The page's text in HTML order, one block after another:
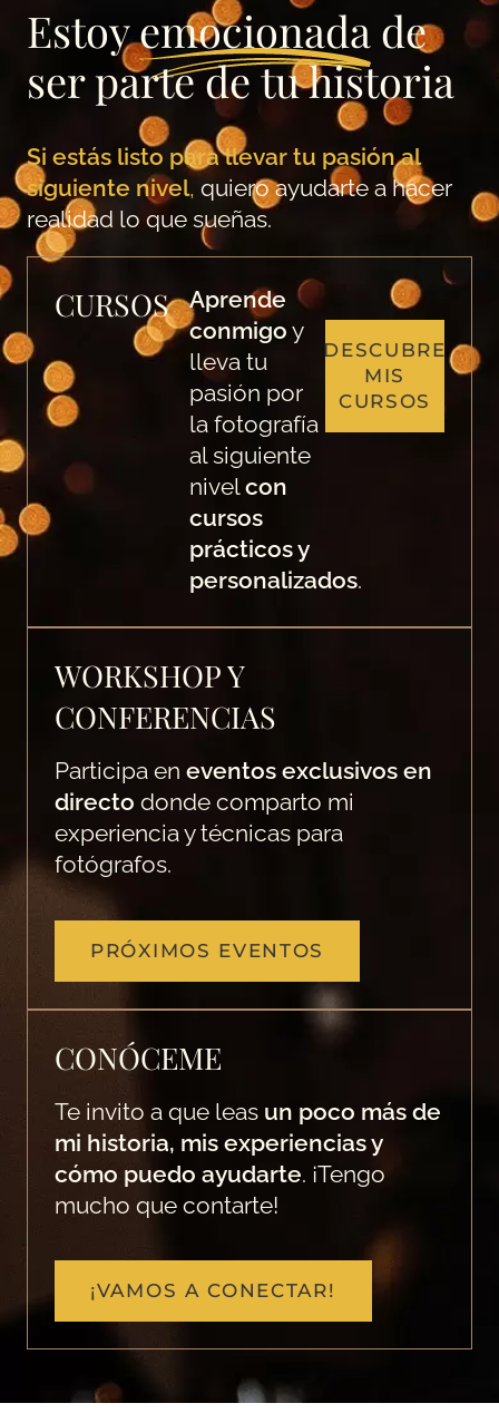
Estoyemocionadade
ser parte de tu historia
Si estás listo para llevar tu pasión al
siguiente nivel, quiero ayudarte a hacer
realidad lo que sueñas.
CURSOS
Aprende
conmigo y
lleva tu
pasión por
la fotografía
al siguiente
nivelcon
cursos
prácticos y
personalizados.
DESCUBRE
MIS
CURSOS
WORKSHOP Y
CONFERENCIAS
Participa en eventos exclusivos en
directo donde comparto mi
experiencia y técnicas para
fotógrafos.
PRÓXIMOS EVENTOS
CONÓCEME
Te invito a que leas un poco más de
mi historia, mis experiencias y
cómo puedo ayudarte. ¡Tengo
mucho que contarte!
¡VAMOS A CONECTAR!